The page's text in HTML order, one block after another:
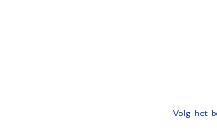
Volg het